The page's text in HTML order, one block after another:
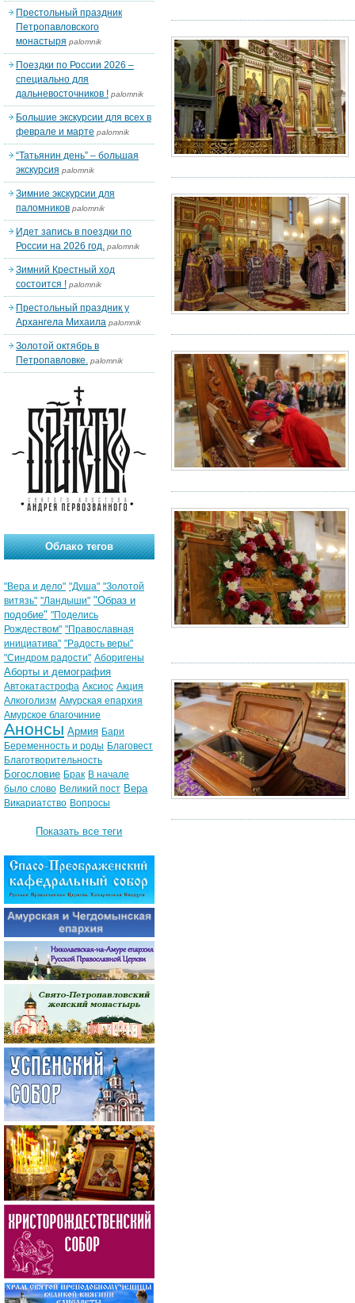
Престольный праздник
Петропавловского
монастыря palomnik
Поездки по России 2026 –
специально для
дальневосточников ! palomnik
Большие экскурсии для всех в
феврале и марте palomnik
“Татьянин день” – большая
экскурсия palomnik
Зимние экскурсии для
паломников palomnik
Идет запись в поездки по
России на 2026 год. palomnik
Зимний Крестный ход
состоится ! palomnik
Престольный праздник у
Архангела Михаила palomnik
Золотой октябрь в
Петропавловке. palomnik
Облако тегов
"Вера и дело" "Душа" "Золотой
витязь" "Ландыши" "Образ и
подобие" "Поделись
Рождеством" "Православная
инициатива" "Радость веры"
"Синдром радости" Аборигены
Аборты и демография
Автокатастрофа Аксиос Акция
Алкоголизм Амурская епархия
Амурское благочиние
Анонсы Армия Бари
Беременность и роды Благовест
Благотворительность
Богословие Брак В начале
было слово Великий пост Вера
Викариатство Вопросы
Показать все теги